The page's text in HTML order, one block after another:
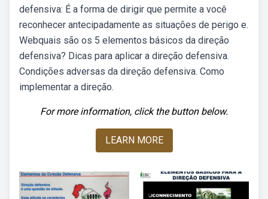
defensiva: É a forma de dirigir que permite a você
reconhecer antecipadamente as situações de perigo e.
Webquais são os 5 elementos básicos da direção
defensiva? Dicas para aplicar a direção defensiva.
Condições adversas da direção defensiva. Como
implementar a direção.
For more information, click the button below.
LEARN MORE